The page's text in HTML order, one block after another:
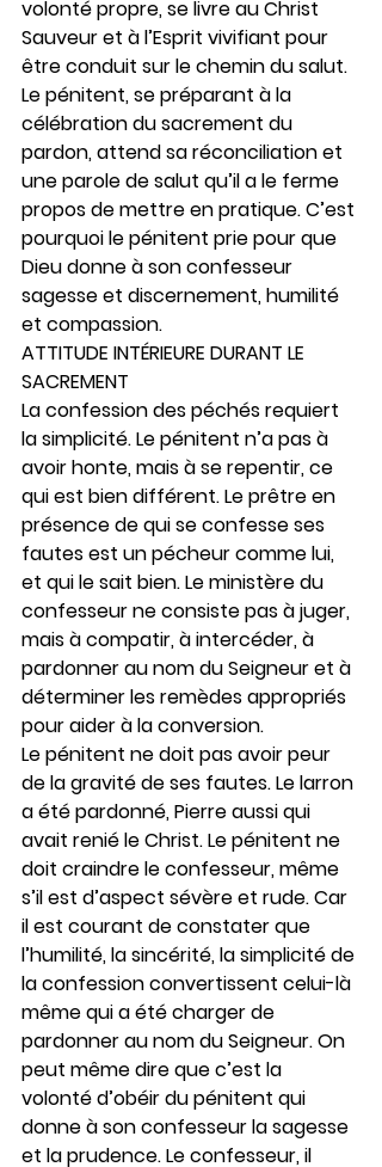
volonté propre, se livre au Christ
Sauveur et à l’Esprit vivifiant pour
être conduit sur le chemin du salut.
Le pénitent, se préparant à la
célébration du sacrement du
pardon, attend sa réconciliation et
une parole de salut qu’il a le ferme
propos de mettre en pratique. C’est
pourquoi le pénitent prie pour que
Dieu donne à son confesseur
sagesse et discernement, humilité
et compassion.
ATTITUDE INTÉRIEURE DURANT LE
SACREMENT
La confession des péchés requiert
la simplicité. Le pénitent n’a pas à
avoir honte, mais à se repentir, ce
qui est bien différent. Le prêtre en
présence de qui se confesse ses
fautes est un pécheur comme lui,
et qui le sait bien. Le ministère du
confesseur ne consiste pas à juger,
mais à compatir, à intercéder, à
pardonner au nom du Seigneur et à
déterminer les remèdes appropriés
pour aider à la conversion.
Le pénitent ne doit pas avoir peur
de la gravité de ses fautes. Le larron
a été pardonné, Pierre aussi qui
avait renié le Christ. Le pénitent ne
doit craindre le confesseur, même
s’il est d’aspect sévère et rude. Car
il est courant de constater que
l’humilité, la sincérité, la simplicité de
la confession convertissent celui-là
même qui a été charger de
pardonner au nom du Seigneur. On
peut même dire que c’est la
volonté d’obéir du pénitent qui
donne à son confesseur la sagesse
et la prudence. Le confesseur, il